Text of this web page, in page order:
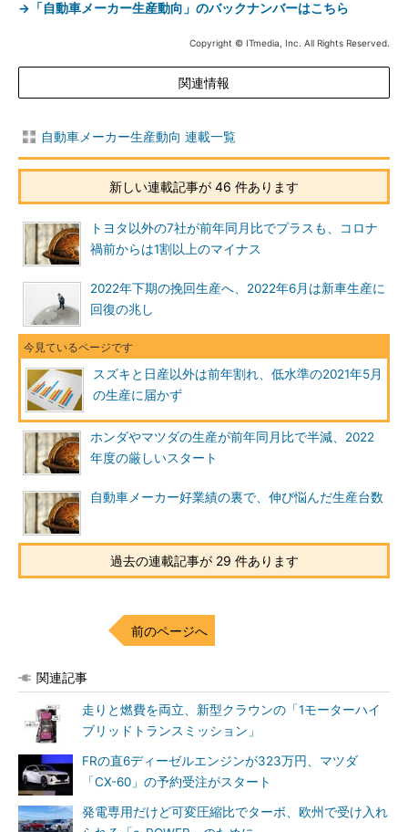
→「自動車メーカー生産動向」のバックナンバーはこちら
Copyright © ITmedia, Inc. All Rights Reserved.
関連情報
自動車メーカー生産動向 連載一覧
新しい連載記事が 46 件あります
トヨタ以外の7社が前年同月比でプラスも、コロナ
禍前からは1割以上のマイナス
2022年下期の挽回生産へ、2022年6月は新車生産に
回復の兆し
スズキと日産以外は前年割れ、低水準の2021年5月
の生産に届かず
ホンダやマツダの生産が前年同月比で半減、2022
年度の厳しいスタート
自動車メーカー好業績の裏で、伸び悩んだ生産台数
過去の連載記事が 29 件あります
前のページへ
関連記事
走りと燃費を両立、新型クラウンの「1モーターハイ
ブリッドトランスミッション」
FRの直6ディーゼルエンジンが323万円、マツダ
「CX-60」の予約受注がスタート
発電専用だけど可変圧縮比でターボ、欧州で受け入れ